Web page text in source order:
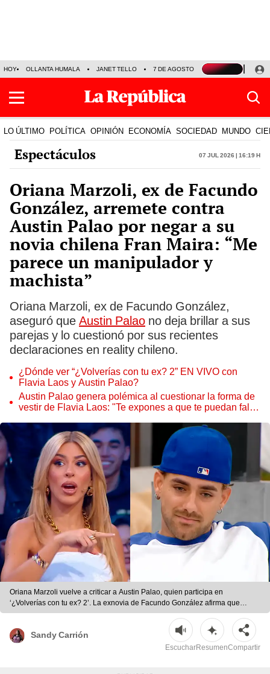
HOY OLLANTA HUMALA JANET TELLO 7 DE AGOSTO TINKA RESULTADOS
LO ÚLTIMO POLÍTICA OPINIÓN ECONOMÍA SOCIEDAD MUNDO
Espectáculos 07 Jul 2026 | 16:19 h
Oriana Marzoli, ex de Facundo
González, arremete contra
Austin Palao por negar a su
novia chilena Fran Maira: “Me
parece un manipulador y
machista”
Oriana Marzoli, ex de Facundo González,
aseguró que Austin Palao no deja brillar a sus
parejas y lo cuestionó por sus recientes
declaraciones en reality chileno.
¿Dónde ver “¿Volverías con tu ex? 2” EN VIVO con
Flavia Laos y Austin Palao?
Austin Palao genera polémica al cuestionar la forma de
vestir de Flavia Laos: "Te expones a que te puedan faltar
Oriana Marzoli vuelve a criticar a Austin Palao, quien participa en
‘¿Volverías con tu ex? 2’. La exnovia de Facundo González afirma que
siempre ha tenido razón sobre él. | Fotos: captura/Youtube
Sandy Carrión
EscucharResumenCompartir